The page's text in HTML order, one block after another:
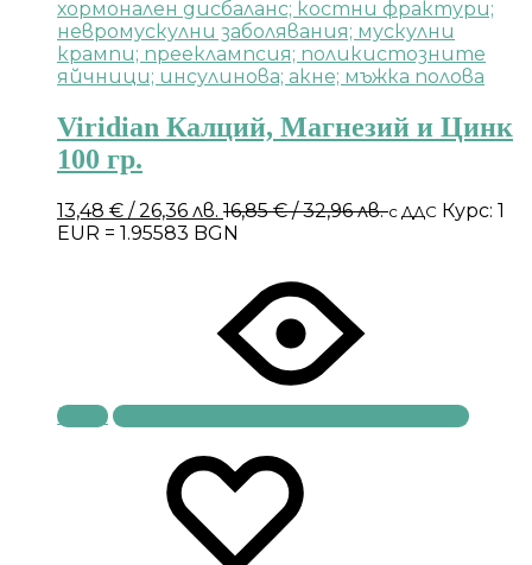
Viridian Калций, Магнезий и Цинк
100 гр.
13,48 € / 26,36 лв. 16,85€/ 32,96 лв.с ДДС Курс: 1
EUR = 1.95583 BGN
Купи